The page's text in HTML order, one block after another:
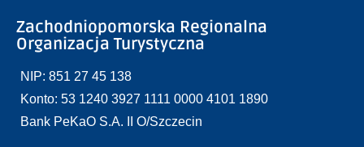
Zachodniopomorska Regionalna
Organizacja Turystyczna
NIP: 851 27 45 138
Konto: 53 1240 3927 1111 0000 4101 1890
Bank PeKaO S.A. II O/Szczecin